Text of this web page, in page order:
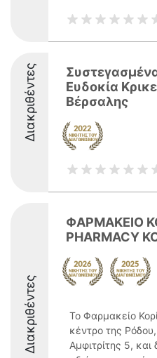
Διακριθέντες
Ευδοκία
Βέρσαλης
Διακριθέντες
ΦΑΡΜΑΚΕΙΟ
PHARMACY
Το Φαρμακείο
κέντρο της
Αμφιτρίτης 5, και